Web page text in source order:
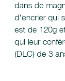
dans de
d'encrier qui
est de 120g
qui leur
(DLC) de 3